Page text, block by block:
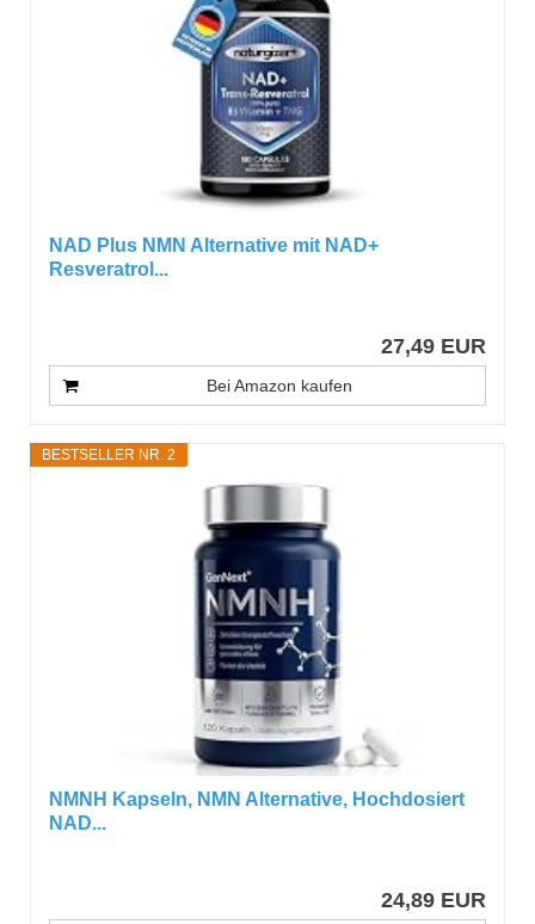
NAD Plus NMN Alternative mit NAD+
Resveratrol...
27,49 EUR
Bei Amazon kaufen
BESTSELLER NR. 2
NMNH Kapseln, NMN Alternative, Hochdosiert
NAD...
24,89 EUR